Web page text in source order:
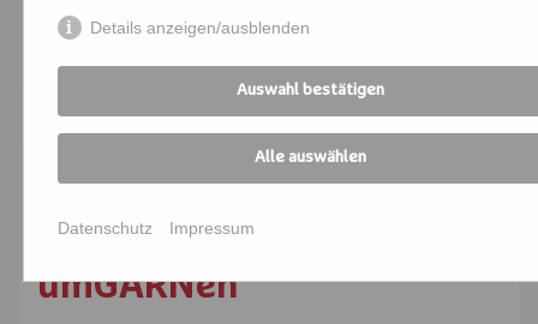
Fr. 21.08.2026 | Bildungszentrum St.
umGARNen
Details anzeigen/ausblenden
Auswahl bestätigen
Alle auswählen
Datenschutz Impressum